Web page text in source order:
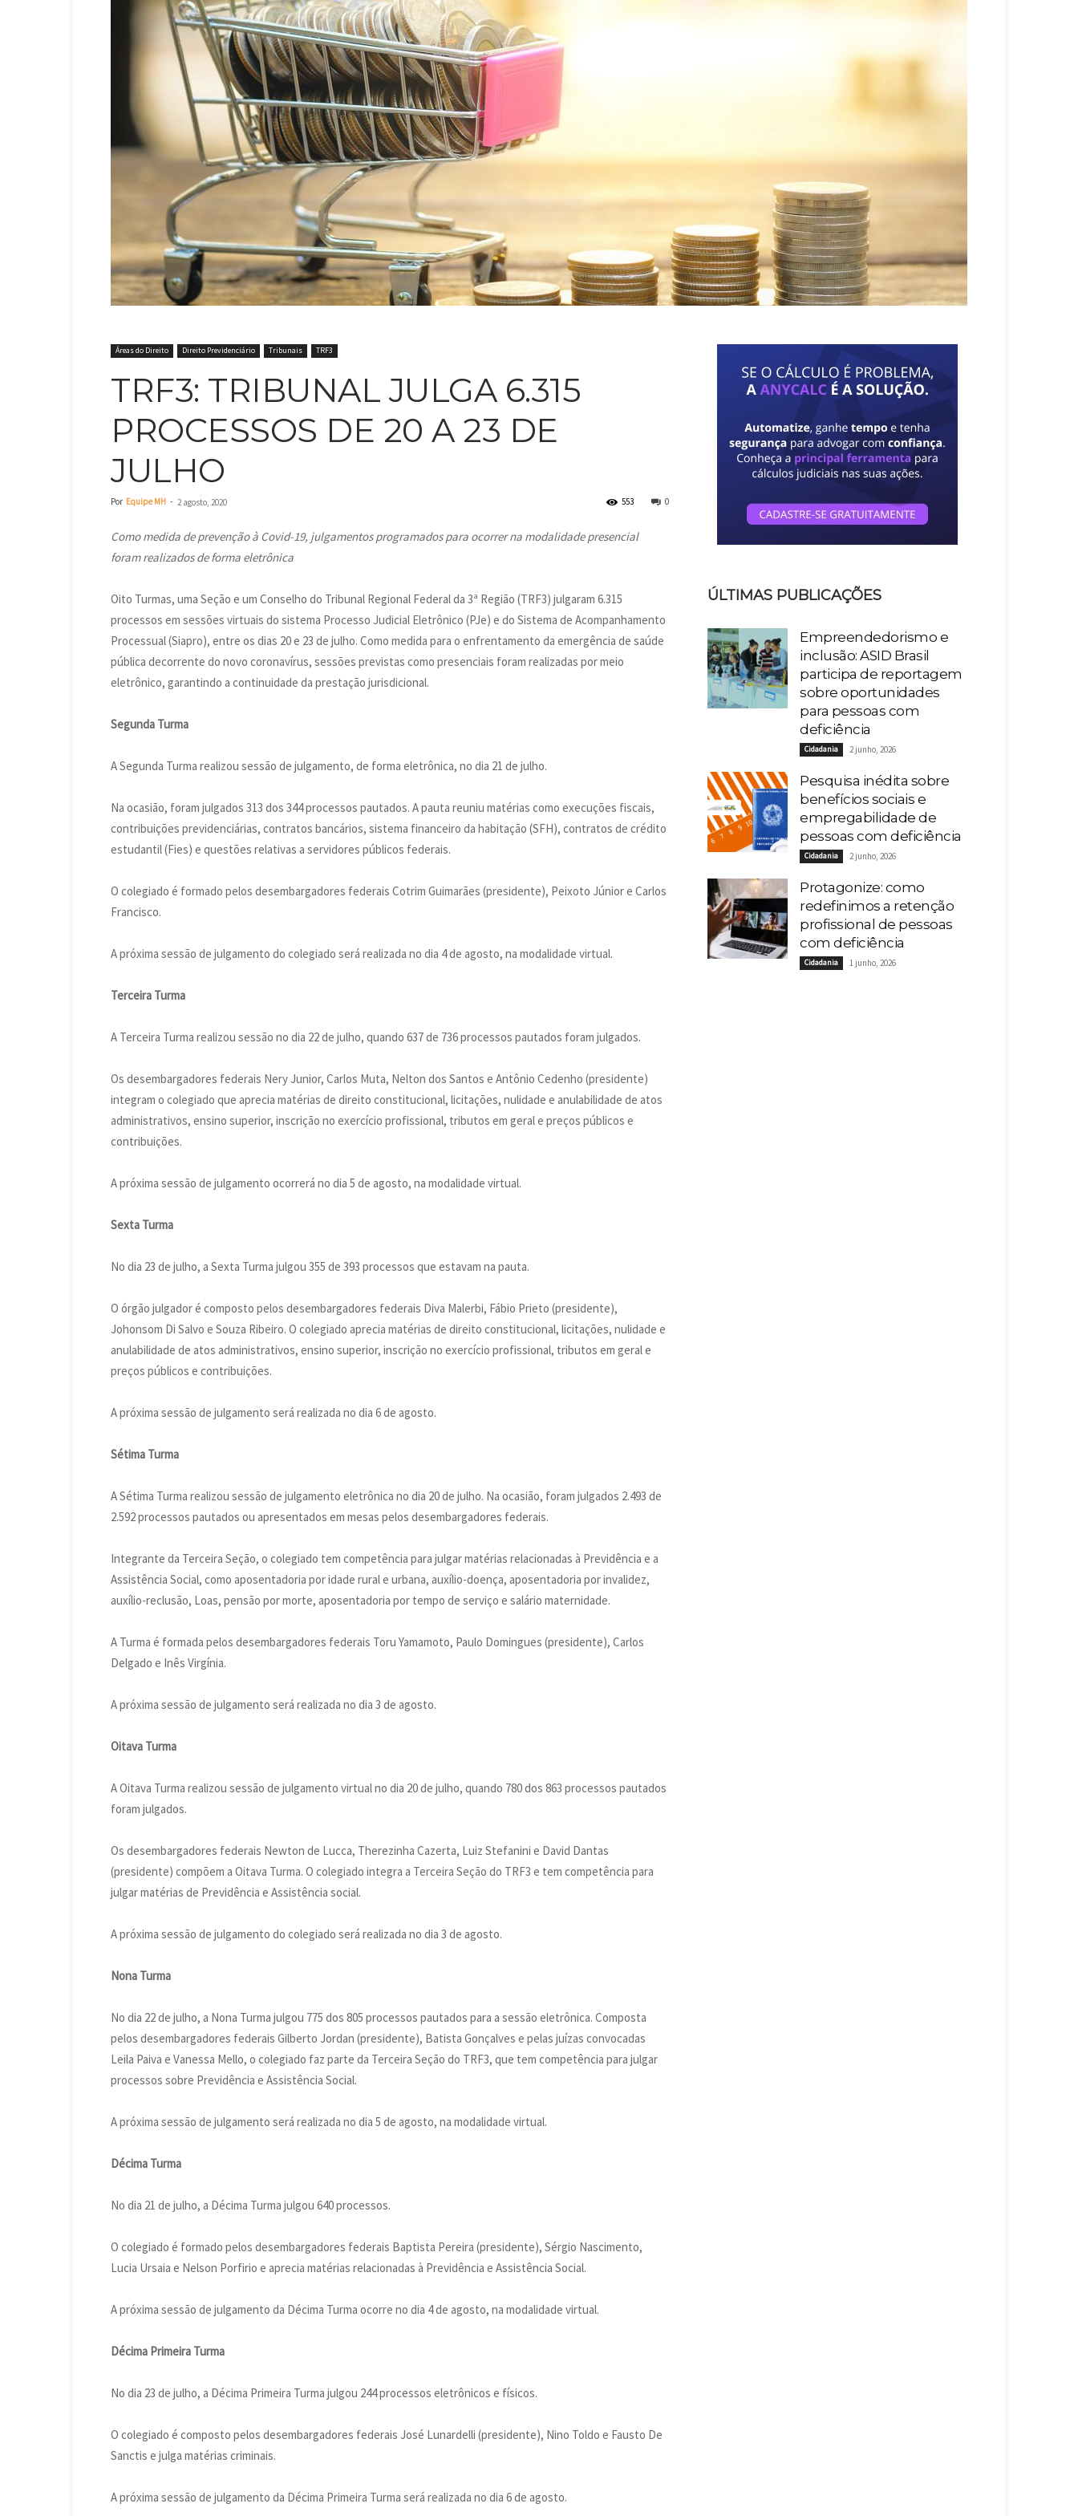
Notícias
Áreas do Direito Direito Previdenciário Tribunais TRF3
TRF3: TRIBUNAL JULGA 6.315
PROCESSOS DE 20 A 23 DE
JULHO
Por Equipe MH - 2 agosto, 2020 0
553
Como medida de prevenção à Covid-19, julgamentos programados para ocorrer na modalidade presencial
foram realizados de forma eletrônica
Oito Turmas, uma Seção e um Conselho do Tribunal Regional Federal da 3ª Região (TRF3) julgaram 6.315
processos em sessões virtuais do sistema Processo Judicial Eletrônico (PJe) e do Sistema de Acompanhamento
Processual (Siapro), entre os dias 20 e 23 de julho. Como medida para o enfrentamento da emergência de saúde
pública decorrente do novo coronavírus, sessões previstas como presenciais foram realizadas por meio
eletrônico, garantindo a continuidade da prestação jurisdicional.
Segunda Turma
A Segunda Turma realizou sessão de julgamento, de forma eletrônica, no dia 21 de julho.
Na ocasião, foram julgados 313 dos 344 processos pautados. A pauta reuniu matérias como execuções fiscais,
contribuições previdenciárias, contratos bancários, sistema financeiro da habitação (SFH), contratos de crédito
estudantil (Fies) e questões relativas a servidores públicos federais.
O colegiado é formado pelos desembargadores federais Cotrim Guimarães (presidente), Peixoto Júnior e Carlos
Francisco.
A próxima sessão de julgamento do colegiado será realizada no dia 4 de agosto, na modalidade virtual.
Terceira Turma
A Terceira Turma realizou sessão no dia 22 de julho, quando 637 de 736 processos pautados foram julgados.
Os desembargadores federais Nery Junior, Carlos Muta, Nelton dos Santos e Antônio Cedenho (presidente)
integram o colegiado que aprecia matérias de direito constitucional, licitações, nulidade e anulabilidade de atos
administrativos, ensino superior, inscrição no exercício profissional, tributos em geral e preços públicos e
contribuições.
A próxima sessão de julgamento ocorrerá no dia 5 de agosto, na modalidade virtual.
Sexta Turma
No dia 23 de julho, a Sexta Turma julgou 355 de 393 processos que estavam na pauta.
O órgão julgador é composto pelos desembargadores federais Diva Malerbi, Fábio Prieto (presidente),
Johonsom Di Salvo e Souza Ribeiro. O colegiado aprecia matérias de direito constitucional, licitações, nulidade e
anulabilidade de atos administrativos, ensino superior, inscrição no exercício profissional, tributos em geral e
preços públicos e contribuições.
A próxima sessão de julgamento será realizada no dia 6 de agosto.
Sétima Turma
A Sétima Turma realizou sessão de julgamento eletrônica no dia 20 de julho. Na ocasião, foram julgados 2.493 de
2.592 processos pautados ou apresentados em mesas pelos desembargadores federais.
Integrante da Terceira Seção, o colegiado tem competência para julgar matérias relacionadas à Previdência e a
Assistência Social, como aposentadoria por idade rural e urbana, auxílio-doença, aposentadoria por invalidez,
auxílio-reclusão, Loas, pensão por morte, aposentadoria por tempo de serviço e salário maternidade.
A Turma é formada pelos desembargadores federais Toru Yamamoto, Paulo Domingues (presidente), Carlos
Delgado e Inês Virgínia.
A próxima sessão de julgamento será realizada no dia 3 de agosto.
Oitava Turma
A Oitava Turma realizou sessão de julgamento virtual no dia 20 de julho, quando 780 dos 863 processos pautados
foram julgados.
Os desembargadores federais Newton de Lucca, Therezinha Cazerta, Luiz Stefanini e David Dantas
(presidente) compõem a Oitava Turma. O colegiado integra a Terceira Seção do TRF3 e tem competência para
julgar matérias de Previdência e Assistência social.
A próxima sessão de julgamento do colegiado será realizada no dia 3 de agosto.
Nona Turma
No dia 22 de julho, a Nona Turma julgou 775 dos 805 processos pautados para a sessão eletrônica. Composta
pelos desembargadores federais Gilberto Jordan (presidente), Batista Gonçalves e pelas juízas convocadas
Leila Paiva e Vanessa Mello, o colegiado faz parte da Terceira Seção do TRF3, que tem competência para julgar
processos sobre Previdência e Assistência Social.
A próxima sessão de julgamento será realizada no dia 5 de agosto, na modalidade virtual.
Décima Turma
No dia 21 de julho, a Décima Turma julgou 640 processos.
O colegiado é formado pelos desembargadores federais Baptista Pereira (presidente), Sérgio Nascimento,
Lucia Ursaia e Nelson Porfirio e aprecia matérias relacionadas à Previdência e Assistência Social.
A próxima sessão de julgamento da Décima Turma ocorre no dia 4 de agosto, na modalidade virtual.
Décima Primeira Turma
No dia 23 de julho, a Décima Primeira Turma julgou 244 processos eletrônicos e físicos.
O colegiado é composto pelos desembargadores federais José Lunardelli (presidente), Nino Toldo e Fausto De
Sanctis e julga matérias criminais.
A próxima sessão de julgamento da Décima Primeira Turma será realizada no dia 6 de agosto.
ÚLTIMAS PUBLICAÇÕES
Empreendedorismo e
inclusão: ASID Brasil
participa de reportagem
sobre oportunidades
para pessoas com
deficiência
Cidadania 2 junho, 2026
Pesquisa inédita sobre
benefícios sociais e
empregabilidade de
pessoas com deficiência
Cidadania 2 junho, 2026
Protagonize: como
redefinimos a retenção
profissional de pessoas
com deficiência
Cidadania 1 junho, 2026